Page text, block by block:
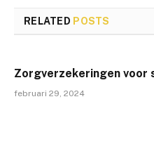
RELATED POSTS
Zorgverzekeringen voor
februari 29, 2024